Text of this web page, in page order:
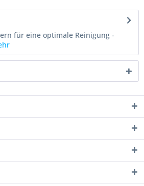
für eine optimale Reinigung -